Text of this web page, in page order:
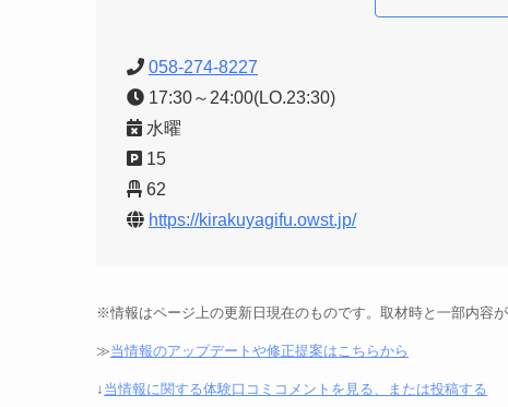
058-274-8227
17:30～24:00(LO.23:30)
水曜
15
62
https://kirakuyagifu.owst.jp/
※情報はページ上の更新日現在のものです。取材時と一部内容が
≫当情報のアップデートや修正提案はこちらから
↓ 当情報に関する体験口コミコメントを見る、または投稿する